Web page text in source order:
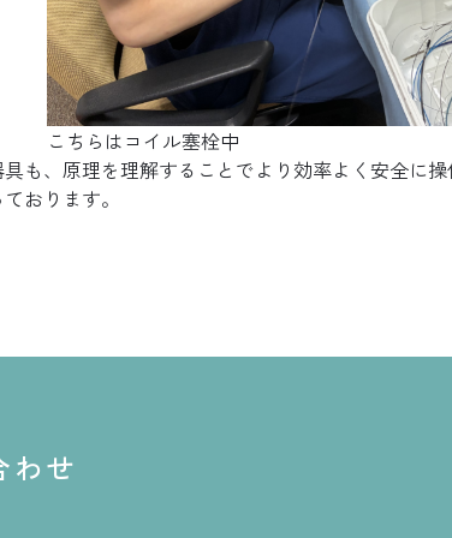
こちらはコイル塞栓中
も、原理を理解することでより効率よく安全に
おります。
わせ